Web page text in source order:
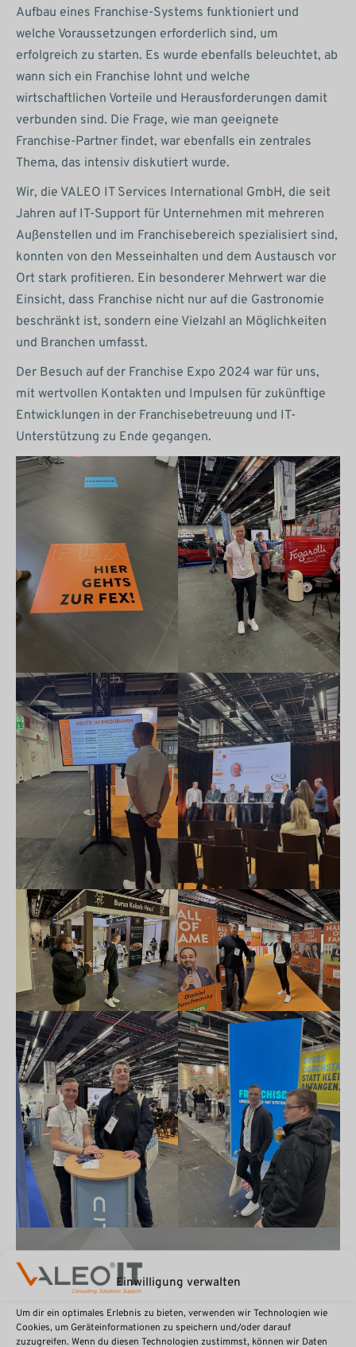
Einwilligung verwalten
Um dir ein optimales Erlebnis zu bieten, verwenden wir Technologien wie
Cookies, um Geräteinformationen zu speichern und/oder darauf
zuzugreifen. Wenn du diesen Technologien zustimmst, können wir Daten
Aufbau eines Franchise-Systems funktioniert und
welche Voraussetzungen erforderlich sind, um
erfolgreich zu starten. Es wurde ebenfalls beleuchtet, ab
wann sich ein Franchise lohnt und welche
wirtschaftlichen Vorteile und Herausforderungen damit
verbunden sind. Die Frage, wie man geeignete
Franchise-Partner findet, war ebenfalls ein zentrales
Thema, das intensiv diskutiert wurde.
Wir, die VALEO IT Services International GmbH, die seit
Jahren auf IT-Support für Unternehmen mit mehreren
Außenstellen und im Franchisebereich spezialisiert sind,
konnten von den Messeinhalten und dem Austausch vor
Ort stark profitieren. Ein besonderer Mehrwert war die
Einsicht, dass Franchise nicht nur auf die Gastronomie
beschränkt ist, sondern eine Vielzahl an Möglichkeiten
und Branchen umfasst.
Der Besuch auf der Franchise Expo 2024 war für uns,
mit wertvollen Kontakten und Impulsen für zukünftige
Entwicklungen in der Franchisebetreuung und IT-
Unterstützung zu Ende gegangen.